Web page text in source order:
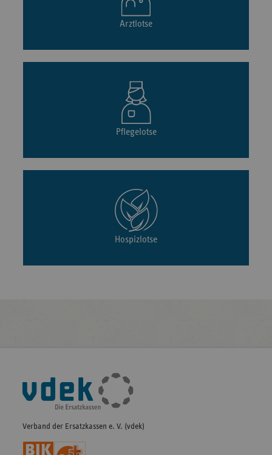
Arztlotse
Pflegelotse
Hospizlotse
Fußleisten-
Navigation
Verband der Ersatzkassen e. V. (vdek)